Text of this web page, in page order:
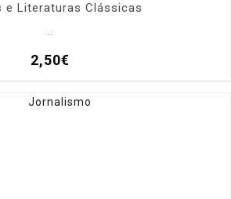
e Literaturas Clássicas
2,50€